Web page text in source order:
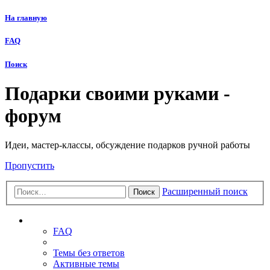
На главную
FAQ
Поиск
Подарки своими руками -
форум
Идеи, мастер-классы, обсуждение подарков ручной работы
Пропустить
Поиск Расширенный поиск
FAQ
Темы без ответов
Активные темы